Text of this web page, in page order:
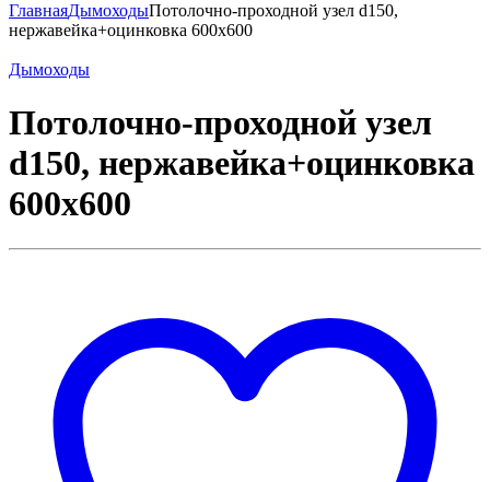
ГлавнаяДымоходыПотолочно-проходной узел d150,
нержавейка+оцинковка 600х600
Дымоходы
Потолочно-проходной узел
d150, нержавейка+оцинковка
600х600